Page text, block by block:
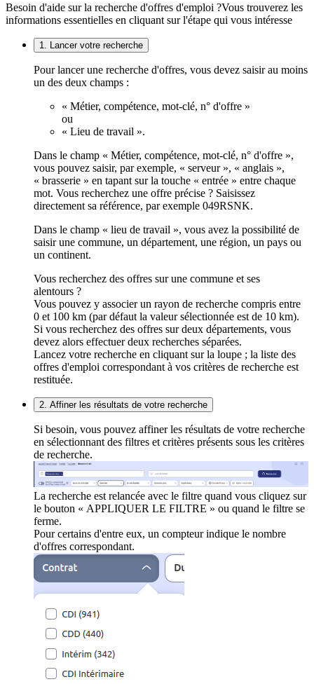
Besoin d'aide sur la recherche d'offres d'emploi ?Vous trouverez les
informations essentielles en cliquant sur l'étape qui vous intéresse
1. Lancer votre recherche
Pour lancer une recherche d'offres, vous devez saisir au moins
un des deux champs :
« Métier, compétence, mot-clé, n° d'offre »
ou
« Lieu de travail ».
Dans le champ « Métier, compétence, mot-clé, n° d'offre »,
vous pouvez saisir, par exemple, « serveur », « anglais »,
« brasserie » en tapant sur la touche « entrée » entre chaque
mot. Vous recherchez une offre précise ? Saisissez
directement sa référence, par exemple 049RSNK.
Dans le champ « lieu de travail », vous avez la possibilité de
saisir une commune, un département, une région, un pays ou
un continent.
Vous recherchez des offres sur une commune et ses
alentours ?
Vous pouvez y associer un rayon de recherche compris entre
0 et 100 km (par défaut la valeur sélectionnée est de 10 km).
Si vous recherchez des offres sur deux départements, vous
devez alors effectuer deux recherches séparées.
Lancez votre recherche en cliquant sur la loupe ; la liste des
offres d'emploi correspondant à vos critères de recherche est
restituée.
2. Affiner les résultats de votre recherche
Si besoin, vous pouvez affiner les résultats de votre recherche
en sélectionnant des filtres et critères présents sous les critères
de recherche.
La recherche est relancée avec le filtre quand vous cliquez sur
le bouton « APPLIQUER LE FILTRE » ou quand le filtre se
ferme.
Pour certains d'entre eux, un compteur indique le nombre
d'offres correspondant.